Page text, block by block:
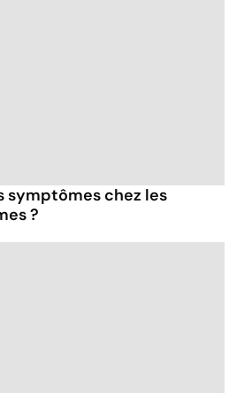
symptômes chez les
?